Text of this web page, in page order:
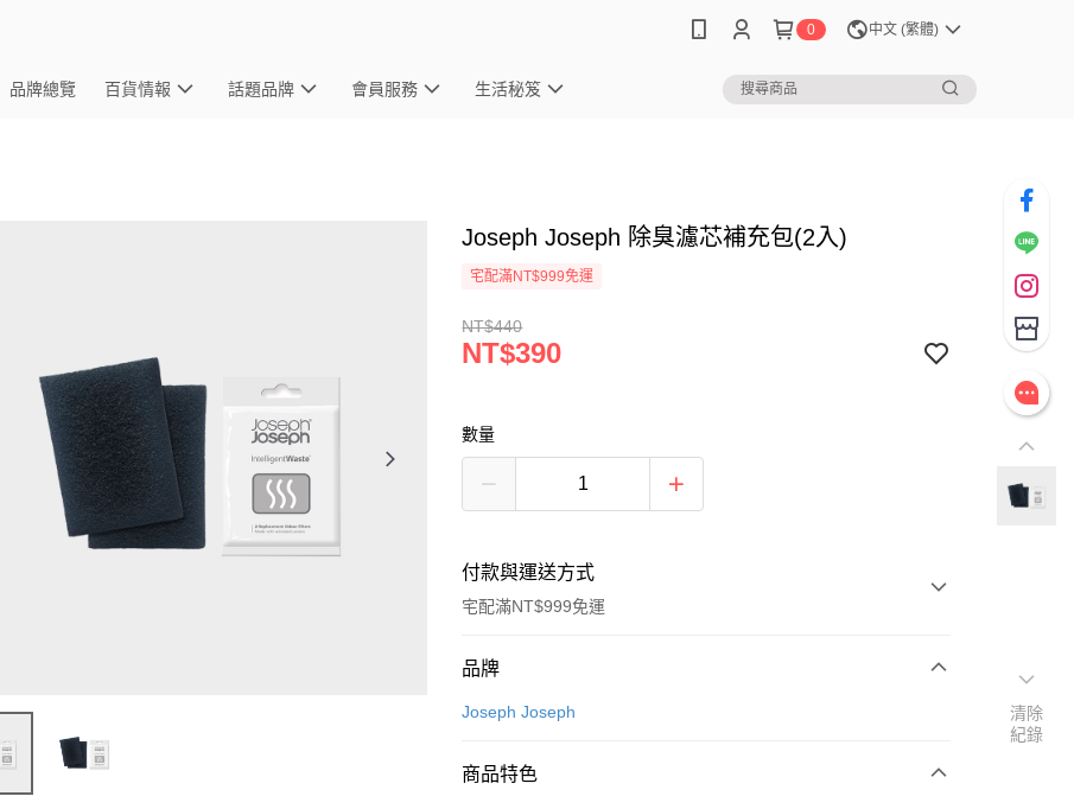
0 中文 (繁體)
品牌總覽 百貨情報 話題品牌 會員服務 生活秘笈
Joseph Joseph 除臭濾芯補充包(2入)
宅配滿NT$999免運
NT$440
NT$390
數量
付款與運送方式
宅配滿NT$999免運
付款方式
信用卡一次付款
品牌
Joseph Joseph
商品特色
清除
紀錄